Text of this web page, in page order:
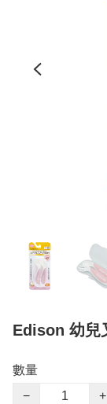
Edison 幼兒
數量
−
+